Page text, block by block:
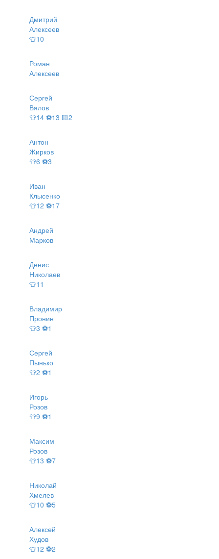
Дмитрий
Алексеев
👕10
Роман
Алексеев
Сергей
Вялов
👕14 ⚽13 🟨2
Антон
Жирков
👕6 ⚽3
Иван
Клысенко
👕12 ⚽17
Андрей
Марков
Денис
Николаев
👕11
Владимир
Пронин
👕3 ⚽1
Сергей
Пынько
👕2 ⚽1
Игорь
Розов
👕9 ⚽1
Максим
Розов
👕13 ⚽7
Николай
Хмелев
👕10 ⚽5
Алексей
Худов
👕12 ⚽2